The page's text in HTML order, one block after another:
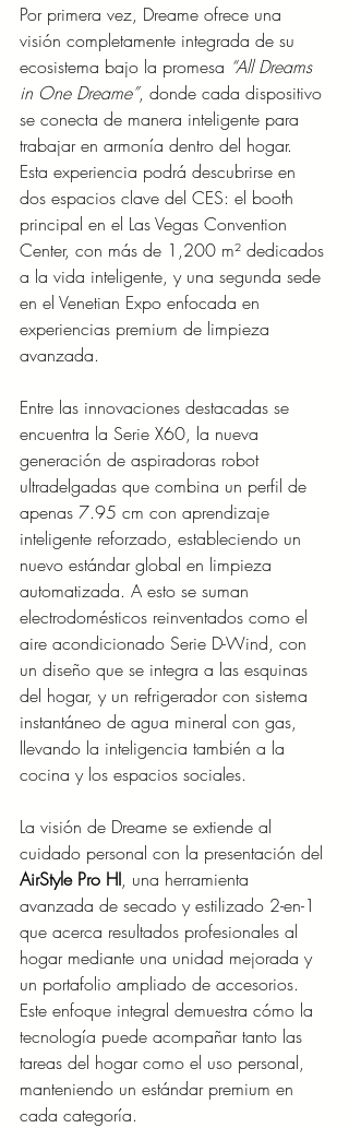
Por primera vez, Dreame ofrece una
visión completamente integrada de su
ecosistema bajo la promesa “All Dreams
in One Dreame”, donde cada dispositivo
se conecta de manera inteligente para
trabajar en armonía dentro del hogar.
Esta experiencia podrá descubrirse en
dos espacios clave del CES: el booth
principal en el Las Vegas Convention
Center, con más de 1,200 m² dedicados
a la vida inteligente, y una segunda sede
en el Venetian Expo enfocada en
experiencias premium de limpieza
avanzada.
Entre las innovaciones destacadas se
encuentra la Serie X60, la nueva
generación de aspiradoras robot
ultradelgadas que combina un perfil de
apenas 7.95 cm con aprendizaje
inteligente reforzado, estableciendo un
nuevo estándar global en limpieza
automatizada. A esto se suman
electrodomésticos reinventados como el
aire acondicionado Serie D-Wind, con
un diseño que se integra a las esquinas
del hogar, y un refrigerador con sistema
instantáneo de agua mineral con gas,
llevando la inteligencia también a la
cocina y los espacios sociales.
La visión de Dreame se extiende al
cuidado personal con la presentación del
AirStyle Pro HI, una herramienta
avanzada de secado y estilizado 2-en-1
que acerca resultados profesionales al
hogar mediante una unidad mejorada y
un portafolio ampliado de accesorios.
Este enfoque integral demuestra cómo la
tecnología puede acompañar tanto las
tareas del hogar como el uso personal,
manteniendo un estándar premium en
cada categoría.